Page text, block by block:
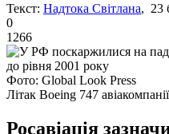
Текст: Надтока Світлана, 23
0
1266
Фото: Global Look Press
Літак Boeing 747
Росавіація